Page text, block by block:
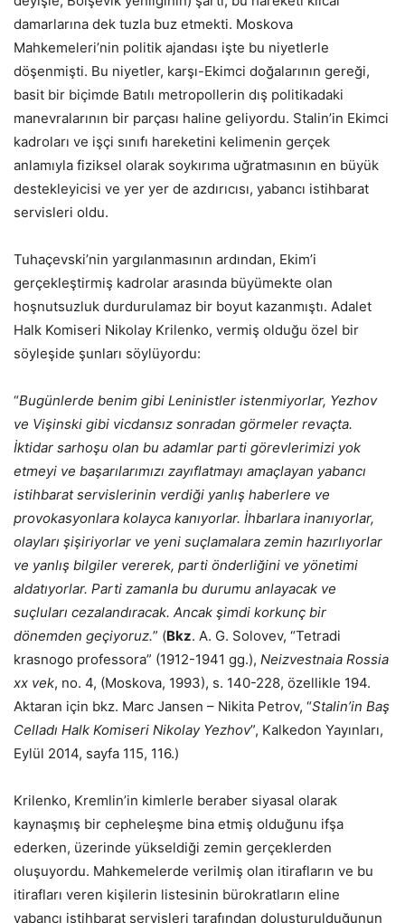
damarlarına dek tuzla buz etmekti. Moskova
Mahkemeleri’nin politik ajandası işte bu niyetlerle
döşenmişti. Bu niyetler, karşı-Ekimci doğalarının gereği,
basit bir biçimde Batılı metropollerin dış politikadaki
manevralarının bir parçası haline geliyordu. Stalin’in Ekimci
kadroları ve işçi sınıfı hareketini kelimenin gerçek
anlamıyla fiziksel olarak soykırıma uğratmasının en büyük
destekleyicisi ve yer yer de azdırıcısı, yabancı istihbarat
servisleri oldu.
Tuhaçevski’nin yargılanmasının ardından, Ekim’i
gerçekleştirmiş kadrolar arasında büyümekte olan
hoşnutsuzluk durdurulamaz bir boyut kazanmıştı. Adalet
Halk Komiseri Nikolay Krilenko, vermiş olduğu özel bir
söyleşide şunları söylüyordu:
“Bugünlerde benim gibi Leninistler istenmiyorlar, Yezhov
ve Vişinski gibi vicdansız sonradan görmeler revaçta.
İktidar sarhoşu olan bu adamlar parti görevlerimizi yok
etmeyi ve başarılarımızı zayıflatmayı amaçlayan yabancı
istihbarat servislerinin verdiği yanlış haberlere ve
provokasyonlara kolayca kanıyorlar. İhbarlara inanıyorlar,
olayları şişiriyorlar ve yeni suçlamalara zemin hazırlıyorlar
ve yanlış bilgiler vererek, parti önderliğini ve yönetimi
aldatıyorlar. Parti zamanla bu durumu anlayacak ve
suçluları cezalandıracak. Ancak şimdi korkunç bir
dönemden geçiyoruz.” (Bkz. A. G. Solovev, “Tetradi
krasnogo professora” (1912-1941 gg.), Neizvestnaia Rossia
xx vek, no. 4, (Moskova, 1993), s. 140-228, özellikle 194.
Aktaran için bkz. Marc Jansen – Nikita Petrov, “Stalin’in Baş
Celladı Halk Komiseri Nikolay Yezhov”, Kalkedon Yayınları,
Eylül 2014, sayfa 115, 116.)
Krilenko, Kremlin’in kimlerle beraber siyasal olarak
kaynaşmış bir cepheleşme bina etmiş olduğunu ifşa
ederken, üzerinde yükseldiği zemin gerçeklerden
oluşuyordu. Mahkemelerde verilmiş olan itirafların ve bu
itirafları veren kişilerin listesinin bürokratların eline
yabancı istihbarat servisleri tarafından doluşturulduğunun